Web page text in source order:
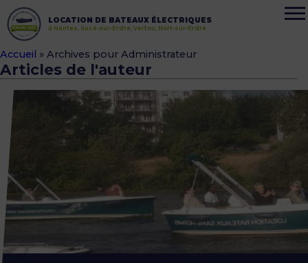
LOCATION DE BATEAUX ÉLECTRIQUES
à Nantes, Sucé-sur-Erdre, Vertou, Nort-sur-Erdre
Accueil » Archives pour Administrateur
Articles de l'auteur